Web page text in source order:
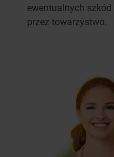
ewentualnych
przez towarzystwo.